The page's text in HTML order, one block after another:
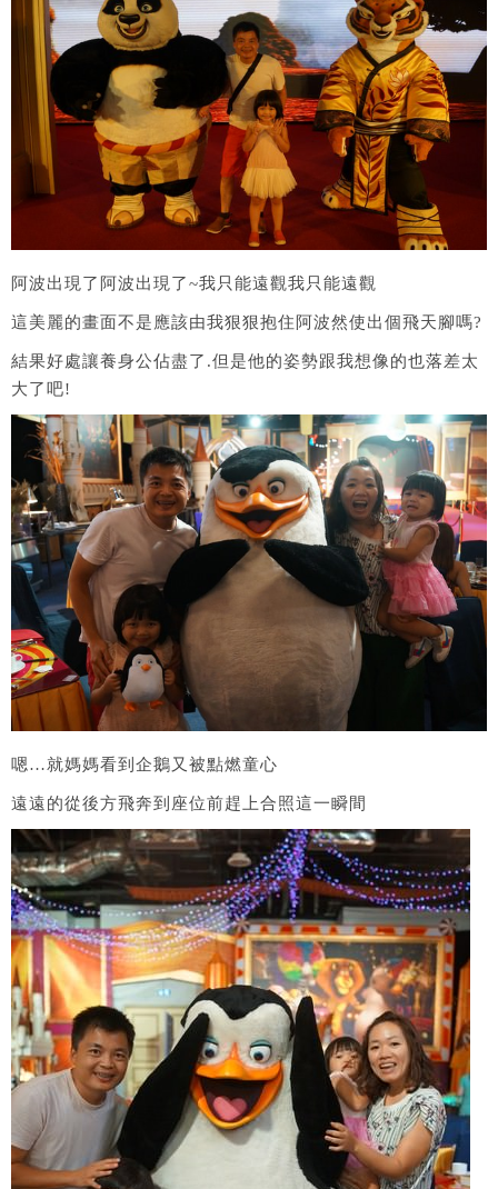
阿波出現了阿波出現了~我只能遠觀我只能遠觀
這美麗的畫面不是應該由我狠狠抱住阿波然使出個飛天腳嗎?
結果好處讓養身公佔盡了.但是他的姿勢跟我想像的也落差太
大了吧!
嗯…就媽媽看到企鵝又被點燃童心
遠遠的從後方飛奔到座位前趕上合照這一瞬間